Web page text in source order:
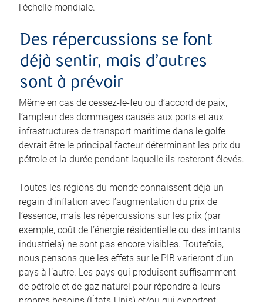
l’échelle mondiale.
Des répercussions se font
déjà sentir, mais d’autres
sont à prévoir
Même en cas de cessez-le-feu ou d’accord de paix,
l’ampleur des dommages causés aux ports et aux
infrastructures de transport maritime dans le golfe
devrait être le principal facteur déterminant les prix du
pétrole et la durée pendant laquelle ils resteront élevés.
Toutes les régions du monde connaissent déjà un
regain d’inflation avec l’augmentation du prix de
l’essence, mais les répercussions sur les prix (par
exemple, coût de l’énergie résidentielle ou des intrants
industriels) ne sont pas encore visibles. Toutefois,
nous pensons que les effets sur le PIB varieront d’un
pays à l’autre. Les pays qui produisent suffisamment
de pétrole et de gaz naturel pour répondre à leurs